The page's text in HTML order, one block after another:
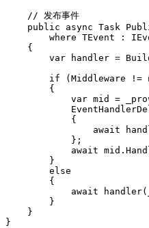
    // 发布事件
public async Task
where TEvent :
    {
var handler =
if (Middleware !=
        {
var mid =
            {
await
            };
await
        }
        else
        {
await
        }
    }
}